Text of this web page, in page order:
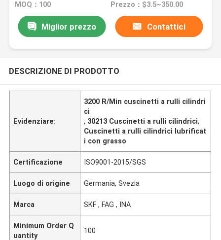
MOQ：100 Prezzo：$3.5~350.00
Miglior prezzo Contattici
DESCRIZIONE DI PRODOTTO
Evidenziare:
3200 R/Min cuscinetti a rulli cilindri
ci
, 30213 Cuscinetti a rulli cilindrici,
Cuscinetti a rulli cilindrici lubrificat
i con grasso
Certificazione ISO9001-2015/SGS
Luogo di origine Germania, Svezia
Marca SKF , FAG , INA
Minimum Order Q
uantity
100